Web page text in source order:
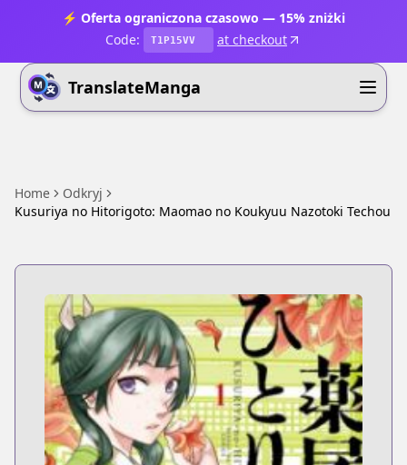
⚡ Oferta ograniczona czasowo — 15% zniżki
Code:
T1P15VV at checkout
TranslateManga
Home
Odkryj
Kusuriya no Hitorigoto: Maomao no Koukyuu Nazotoki Techou